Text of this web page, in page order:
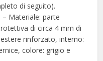
di seguito).
– Materiale: parte
di circa 4 mm di
rinforzato, interno:
colore: grigio e